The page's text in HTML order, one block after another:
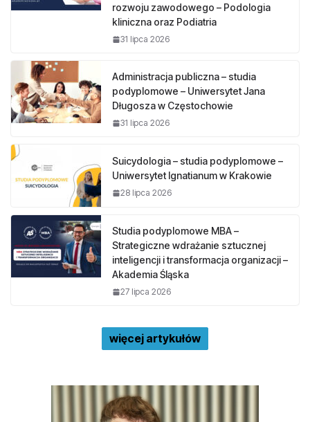
rozwoju zawodowego – Podologia
kliniczna oraz Podiatria
31 lipca 2026
Administracja publiczna – studia
podyplomowe – Uniwersytet Jana
Długosza w Częstochowie
31 lipca 2026
Suicydologia – studia podyplomowe –
Uniwersytet Ignatianum w Krakowie
28 lipca 2026
Studia podyplomowe MBA –
Strategiczne wdrażanie sztucznej
inteligencji i transformacja organizacji –
Akademia Śląska
27 lipca 2026
więcej artykułów